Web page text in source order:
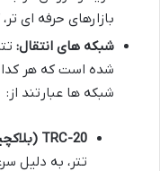
بازارهای حرفه ای
شبکه های انتقال:
شده است که هر
شبکه ها عبارتند از:
TRC-20 (بلاکچین ترون):
تتر، به دلیل